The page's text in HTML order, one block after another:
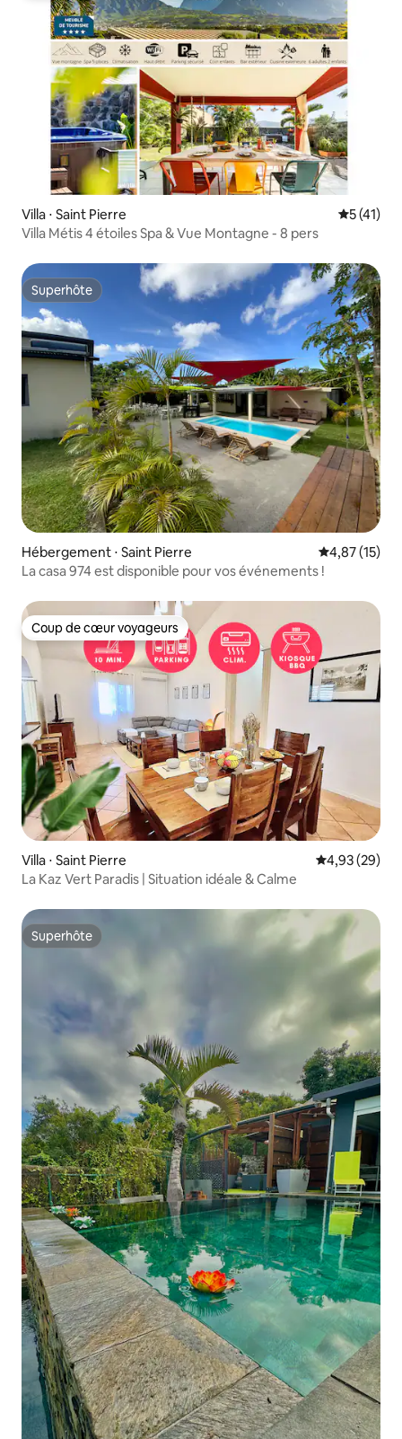
Villa ⋅ Saint Pierre
5 (41)
Villa Métis 4 étoiles Spa & Vue Montagne - 8 pers
Superhôte
Superhôte
Hébergement ⋅ Saint Pierre Évaluation
4,87 (15)
La casa 974 est disponible pour vos événements !
Coup de cœur voyageurs
Coup de cœur voyageurs
Villa ⋅ Saint Pierre Évaluation
4,93 (29)
La Kaz Vert Paradis | Situation idéale & Calme
Superhôte
Superhôte